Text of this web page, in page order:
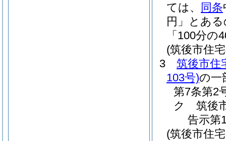
ては、
同条
円」とあ
「100分の
(筑後市住
3
筑後市住
103号)の一
第7条第2
ク
筑後
告示第
(筑後市住